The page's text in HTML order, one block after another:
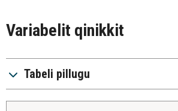
Variabelit qinikkit
Tabeli pillugu